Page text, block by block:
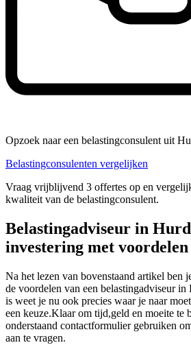
Opzoek naar een belastingconsulent uit
Belastingconsulenten vergelijken
Vraag vrijblijvend 3 offertes op en
kwaliteit van de belastingconsulent.
Belastingadviseur in
investering met voordelen
Na het lezen van bovenstaand artikel ben
de voordelen van een belastingadviseur
is weet je nu ook precies waar je naar
een keuze.Klaar om tijd,geld en moeite te
onderstaand contactformulier gebruiken
aan te vragen.